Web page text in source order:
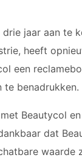
jaar aan te
heeft
een
te benadrukken.
Beautycol
dat
waarde